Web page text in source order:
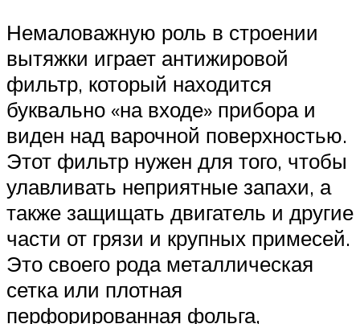
Немаловажную роль в строении
вытяжки играет антижировой
фильтр, который находится
буквально «на входе» прибора и
виден над варочной поверхностью.
Этот фильтр нужен для того, чтобы
улавливать неприятные запахи, а
также защищать двигатель и другие
части от грязи и крупных примесей.
Это своего рода металлическая
сетка или плотная
перфорированная фольга,